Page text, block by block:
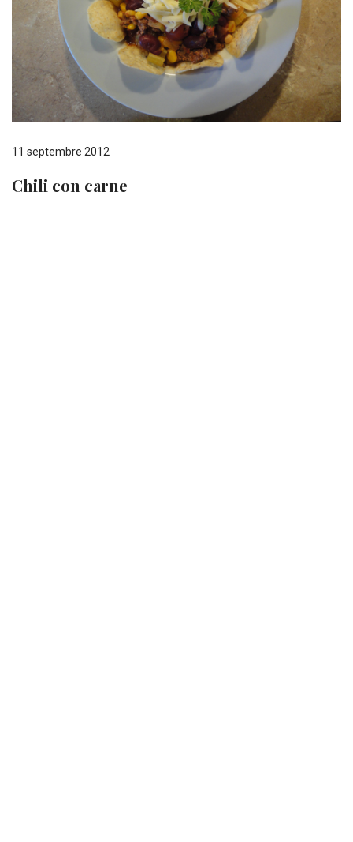
Chili con carne
11 septembre 2012